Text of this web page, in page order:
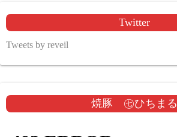
Twitter
Tweets by reveil
焼豚 ㊆ひちまる